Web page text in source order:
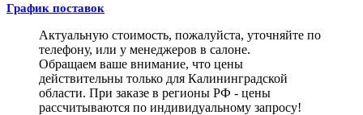
График поставок
Актуальную стоимость, пожалуйста, уточняйте по
телефону, или у менеджеров в салоне.
Обращаем ваше внимание, что цены
действительны только для Калининградской
области. При заказе в регионы РФ - цены
рассчитываются по индивидуальному запросу!